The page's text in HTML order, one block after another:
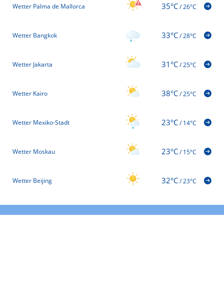
Wetter Palma de Mallorca 35°C/26°C
Wetter Bangkok 33°C/28°C
Wetter Jakarta 31°C/25°C
Wetter Kairo 38°C/25°C
Wetter Mexiko-Stadt 23°C/14°C
Wetter Moskau 23°C/15°C
Wetter Beijing 32°C/23°C